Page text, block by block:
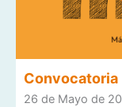
Convocatoria
26 de Mayo de